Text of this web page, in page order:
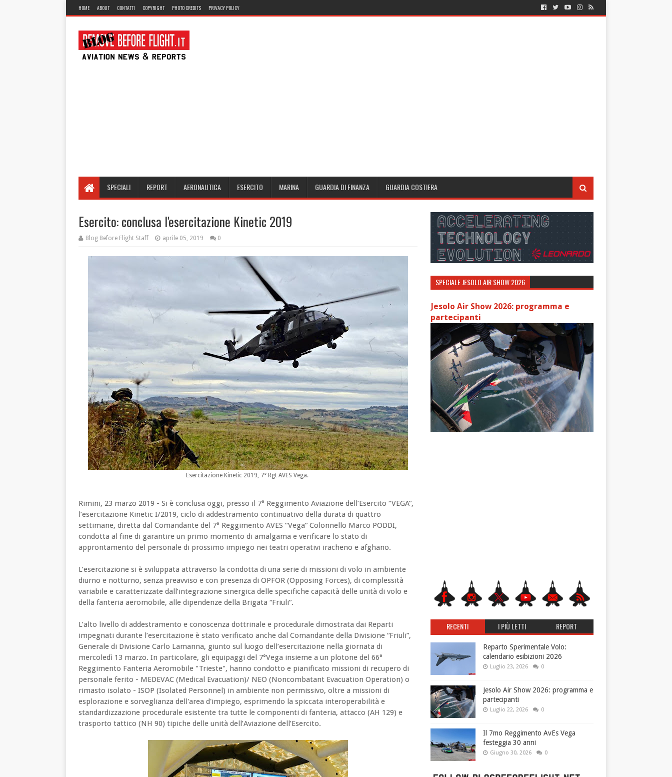
HOME ABOUT CONTATTI COPYRIGHT PHOTO CREDITS PRIVACY POLICY
SPECIALI REPORT AERONAUTICA ESERCITO MARINA GUARDIA DI FINANZA GUARDIA COSTIERA
Esercito: conclusa l'esercitazione Kinetic 2019
Blog Before Flight Staff aprile 05, 2019 0
Esercitazione Kinetic 2019, 7° Rgt AVES Vega.
Rimini, 23 marzo 2019 - Si è conclusa oggi, presso il 7° Reggimento Aviazione dell’Esercito “VEGA”,
l’esercitazione Kinetic I/2019, ciclo di addestramento continuativo della durata di quattro
settimane, diretta dal Comandante del 7° Reggimento AVES “Vega” Colonnello Marco PODDI,
condotta al fine di garantire un primo momento di amalgama e verificare lo stato di
approntamento del personale di prossimo impiego nei teatri operativi iracheno e afghano.
L’esercitazione si è sviluppata attraverso la condotta di una serie di missioni di volo in ambiente
diurno e notturno, senza preavviso e con presenza di OPFOR (Opposing Forces), di complessità
variabile e caratterizzate dall’integrazione sinergica delle specifiche capacità delle unità di volo e
della fanteria aeromobile, alle dipendenze della Brigata “Friuli”.
L’alto livello di addestramento e conoscenza dottrinale e procedurale dimostrata dai Reparti
impegnati durante l’esercitazione è stato verificato anche dal Comandante della Divisione “Friuli”,
Generale di Divisione Carlo Lamanna, giunto sul luogo dell’esercitazione nella giornata di
mercoledì 13 marzo. In particolare, gli equipaggi del 7°Vega insieme a un plotone del 66°
Reggimento Fanteria Aeromobile "Trieste", hanno condotto e pianificato missioni di recupero di
personale ferito - MEDEVAC (Medical Evacuation)/ NEO (Noncombatant Evacuation Operation) o
rimasto isolato - ISOP (Isolated Personnel) in ambiente non permissivo, oltre a missioni di
esplorazione e sorveglianza dell'area d'impiego, esprimendo la spiccata interoperabilità e
standardizzazione procedurale esistente tra tutte le componenti di fanteria, attacco (AH 129) e
trasporto tattico (NH 90) tipiche delle unità dell’Aviazione dell’Esercito.
SPECIALE JESOLO AIR SHOW 2026
Jesolo Air Show 2026: programma e
partecipanti
RECENTI I PIÙ LETTI REPORT
Reparto Sperimentale Volo:
calendario esibizioni 2026
Luglio 23, 2026 0
Jesolo Air Show 2026: programma e
partecipanti
Luglio 22, 2026 0
Il 7mo Reggimento AvEs Vega
festeggia 30 anni
Giugno 30, 2026 0